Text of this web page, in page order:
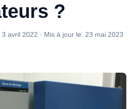
?
3 avril 2022 · Mis à jour le: 23 mai 2023